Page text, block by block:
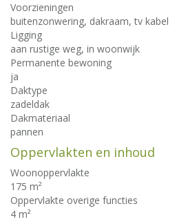
Voorzieningen
buitenzonwering, dakraam, tv kabel
Ligging
aan rustige weg, in woonwijk
Permanente bewoning
ja
Daktype
zadeldak
Dakmateriaal
pannen
Oppervlakten en inhoud
Woonoppervlakte
175 m²
Oppervlakte overige functies
4 m²